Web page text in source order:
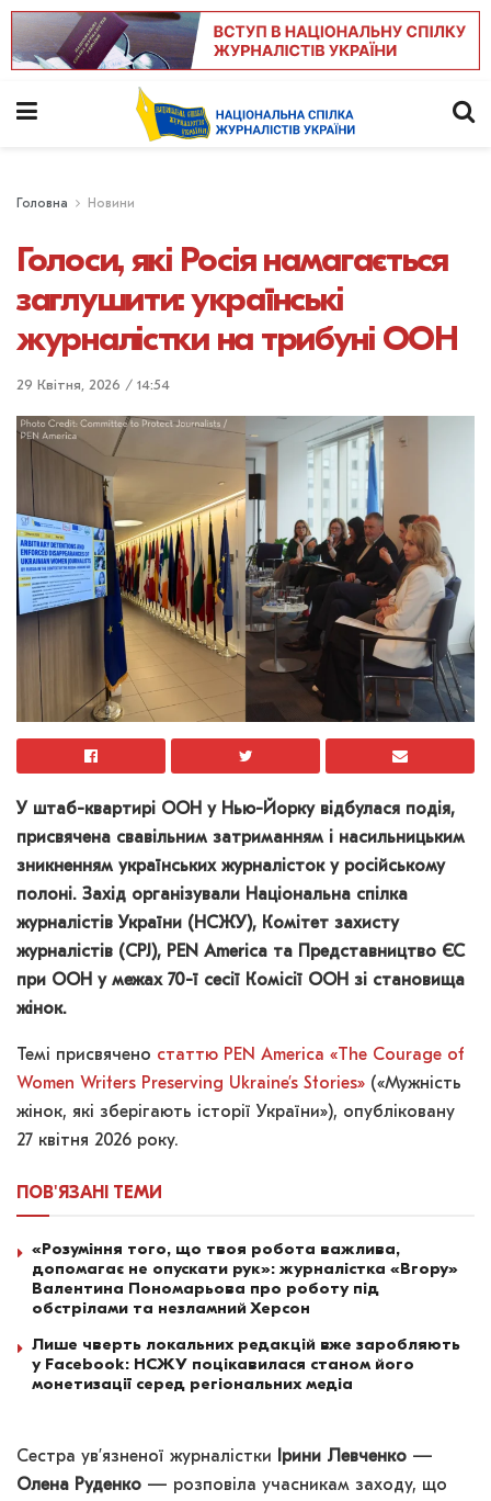
Головна Новини
Голоси, які Росія намагається
заглушити: українські
журналістки на трибуні ООН
29 Квітня, 2026 / 14:54
У штаб-квартирі ООН у Нью-Йорку відбулася подія,
присвячена свавільним затриманням і насильницьким
зникненням українських журналісток у російському
полоні. Захід організували Національна спілка
журналістів України (НСЖУ), Комітет захисту
журналістів (CPJ), PEN America та Представництво ЄС
при ООН у межах 70-ї сесії Комісії ООН зі становища
жінок.
Темі присвячено статтю PEN America «The Courage of
Women Writers Preserving Ukraine’s Stories» («Мужність
жінок, які зберігають історії України»), опубліковану
27 квітня 2026 року.
ПОВ'ЯЗАНІ ТЕМИ
«Розуміння того, що твоя робота важлива,
допомагає не опускати рук»: журналістка «Вгору»
Валентина Пономарьова про роботу під
обстрілами та незламний Херсон
Лише чверть локальних редакцій вже заробляють
у Facebook: НСЖУ поцікавилася станом його
монетизації серед регіональних медіа
Сестра ув’язненої журналістки Ірини Левченко —
Олена Руденко — розповіла учасникам заходу, що